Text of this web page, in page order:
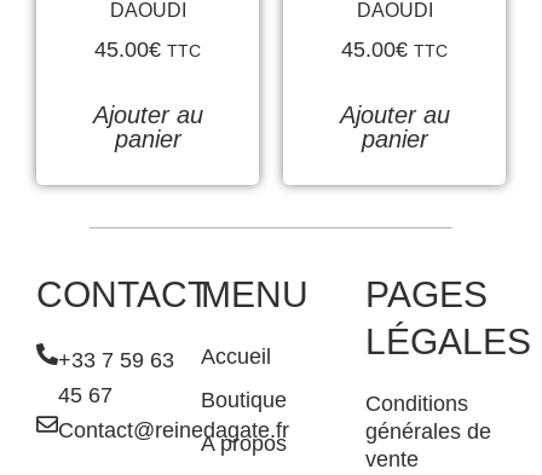
DAOUDI
45.00€ TTC
Ajouter au
panier
DAOUDI
45.00€ TTC
Ajouter au
panier
CONTACT
+33 7 59 63
45 67
Contact@reinedagate.fr
MENU
Accueil
Boutique
A propos
PAGES
LÉGALES
Conditions
générales de
vente